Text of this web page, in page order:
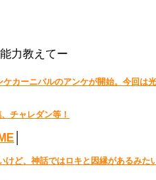
力教えてー
カーニバルのアンケが開始。今回は
チャレダン等！
けど、神話ではロキと因縁があるみた